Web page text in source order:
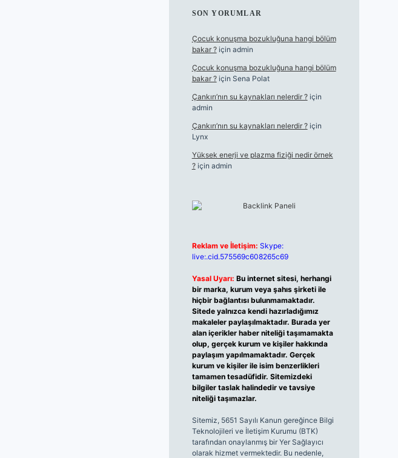
SON YORUMLAR
Çocuk konuşma bozukluğuna hangi bölüm
bakar ?için admin
Çocuk konuşma bozukluğuna hangi bölüm
bakar ?için Sena Polat
Çankırı’nın su kaynakları nelerdir ?için
admin
Çankırı’nın su kaynakları nelerdir ?için
Lynx
Yüksek enerji ve plazma fiziği nedir örnek
?için admin
Reklam ve İletişim: Skype:
live:.cid.575569c608265c69
Yasal Uyarı: Bu internet sitesi, herhangi
bir marka, kurum veya şahıs şirketi ile
hiçbir bağlantısı bulunmamaktadır.
Sitede yalnızca kendi hazırladığımız
makaleler paylaşılmaktadır. Burada yer
alan içerikler haber niteliği taşımamakta
olup, gerçek kurum ve kişiler hakkında
paylaşım yapılmamaktadır. Gerçek
kurum ve kişiler ile isim benzerlikleri
tamamen tesadüfidir. Sitemizdeki
bilgiler taslak halindedir ve tavsiye
niteliği taşımazlar.
Sitemiz, 5651 Sayılı Kanun gereğince Bilgi
Teknolojileri ve İletişim Kurumu (BTK)
tarafından onaylanmış bir Yer Sağlayıcı
olarak hizmet vermektedir. Bu nedenle,